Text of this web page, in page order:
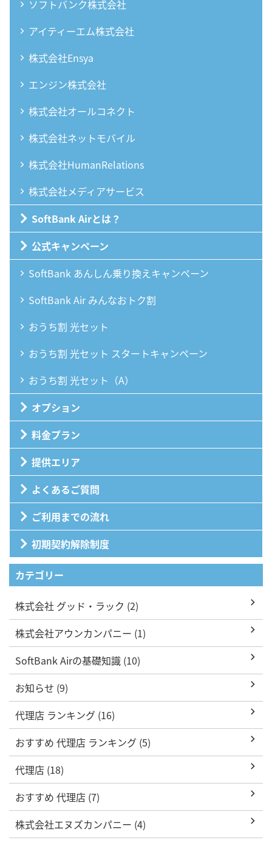
ソフトバンク株式会社
アイティーエム株式会社
株式会社Ensya
エンジン株式会社
株式会社オールコネクト
株式会社ネットモバイル
株式会社HumanRelations
株式会社メディアサービス
SoftBank Airとは？
公式キャンペーン
SoftBank あんしん乗り換えキャンペーン
SoftBank Air みんなおトク割
おうち割 光セット
おうち割 光セット スタートキャンペーン
おうち割 光セット（A）
オプション
料金プラン
提供エリア
よくあるご質問
ご利用までの流れ
初期契約解除制度
カテゴリー
株式会社 グッド・ラック (2)
株式会社アウンカンパニー (1)
SoftBank Airの基礎知識 (10)
お知らせ (9)
代理店 ランキング (16)
おすすめ 代理店 ランキング (5)
代理店 (18)
おすすめ 代理店 (7)
株式会社エヌズカンパニー (4)